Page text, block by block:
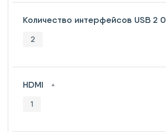
Количество интерфейсов USB 2 0
2
HDMI
1